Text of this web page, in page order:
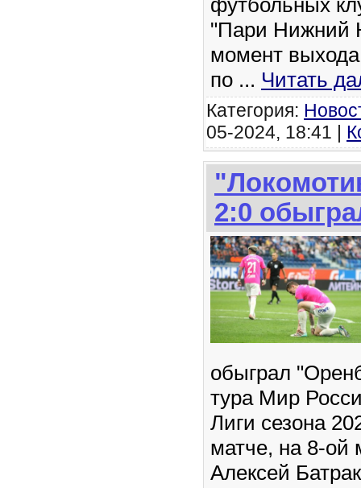
футбольных
"Пари Нижний
момент
по ... Читать
Категория:
05-2024, 18:41 |
2:0
обыграл
тура Мир
Лиги сезона
матче, на 8-ой
Алексей